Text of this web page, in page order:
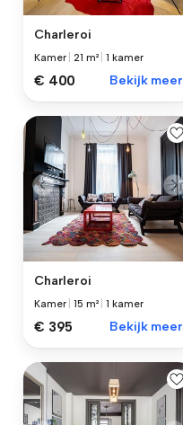
Charleroi
Kamer |21 m² |1 kamer
€ 400 Bekijk meer
Charleroi
Kamer |15 m² |1 kamer
€ 395 Bekijk meer